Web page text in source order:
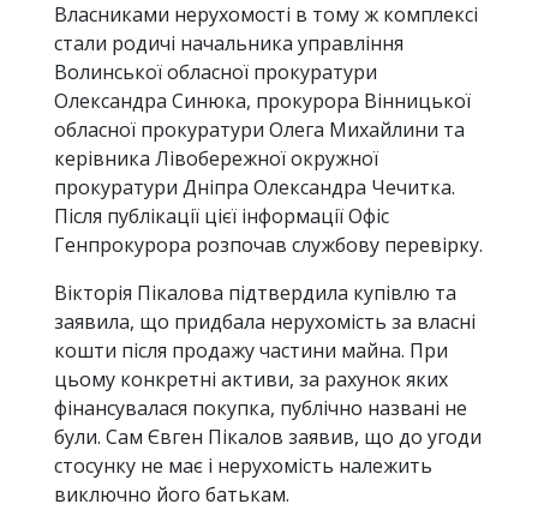
Власниками нерухомості в тому ж комплексі
стали родичі начальника управління
Волинської обласної прокуратури
Олександра Синюка, прокурора Вінницької
обласної прокуратури Олега Михайлини та
керівника Лівобережної окружної
прокуратури Дніпра Олександра Чечитка.
Після публікації цієї інформації Офіс
Генпрокурора розпочав службову перевірку.
Вікторія Пікалова підтвердила купівлю та
заявила, що придбала нерухомість за власні
кошти після продажу частини майна. При
цьому конкретні активи, за рахунок яких
фінансувалася покупка, публічно названі не
були. Сам Євген Пікалов заявив, що до угоди
стосунку не має і нерухомість належить
виключно його батькам.